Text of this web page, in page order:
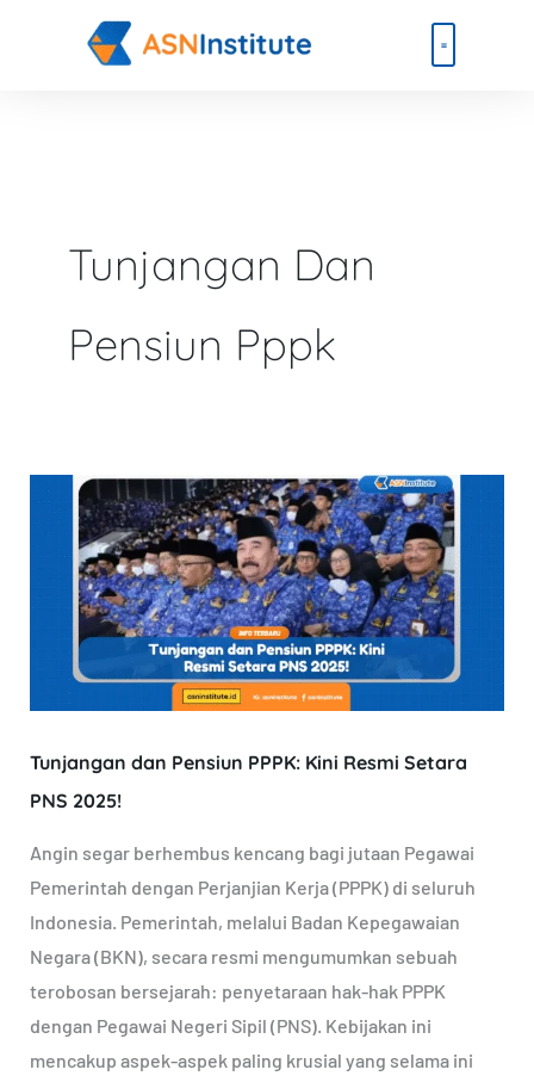
Tunjangan Dan
Pensiun Pppk
Tunjangan dan Pensiun PPPK: Kini Resmi Setara
PNS 2025!
Angin segar berhembus kencang bagi jutaan Pegawai
Pemerintah dengan Perjanjian Kerja (PPPK) di seluruh
Indonesia. Pemerintah, melalui Badan Kepegawaian
Negara (BKN), secara resmi mengumumkan sebuah
terobosan bersejarah: penyetaraan hak-hak PPPK
dengan Pegawai Negeri Sipil (PNS). Kebijakan ini
mencakup aspek-aspek paling krusial yang selama ini
Tunjangan
Pensiun
PPPK:
Resmi
2025!